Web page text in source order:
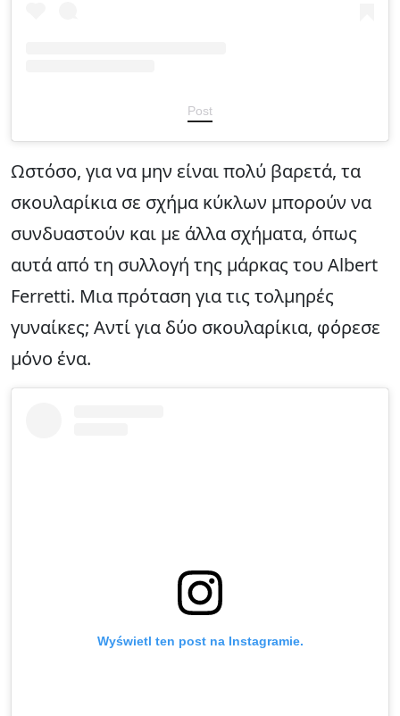
Post
Ωστόσο, για να μην είναι πολύ βαρετά, τα
σκουλαρίκια σε σχήμα κύκλων μπορούν να
συνδυαστούν και με άλλα σχήματα, όπως
αυτά από τη συλλογή της μάρκας του Albert
Ferretti. Μια πρόταση για τις τολμηρές
γυναίκες; Αντί για δύο σκουλαρίκια, φόρεσε
μόνο ένα.
Wyświetl ten post na Instagramie.